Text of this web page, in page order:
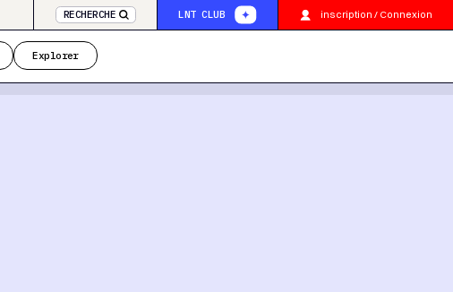
RECHERCHE LNT CLUB inscription / Connexion
Explorer